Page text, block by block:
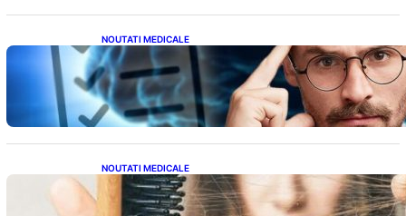
NOUTATI MEDICALE
Inteligența dincolo de note: Semnele unui IQ
ridicat care nu țin de școală
NOUTATI MEDICALE
Semnele unei deficiențe de proteine:
Impactul asupra sănătății tale